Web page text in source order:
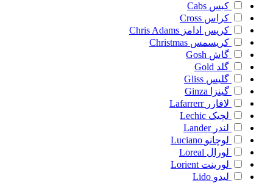
کبس Cabs
کراس Cross
کریس ادامز Chris Adams
کریسمس Christmas
گاش Gosh
گلد Gold
گلیس Gliss
گینزا
Ginza
لافارر Lafarrerr
لچیک Lechic
لندر Lander
لوچانو Luciano
لورال Loreal
لورینت Lorient
لیدو Lido